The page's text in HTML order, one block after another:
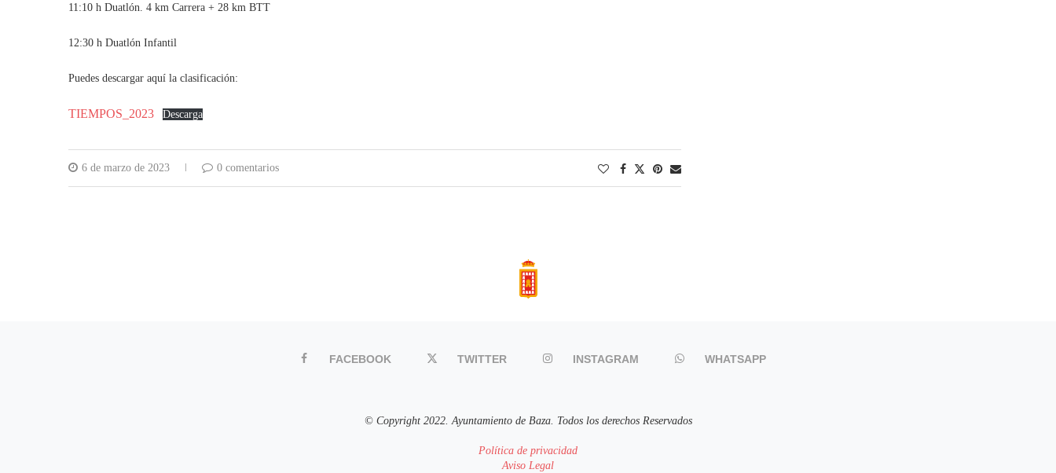
11:10 h Duatlón. 4 km Carrera + 28 km BTT
12:30 h Duatlón Infantil
Puedes descargar aquí la clasificación:
TIEMPOS_2023 Descarga
6 de marzo de 2023 0 comentarios
FACEBOOK TWITTER INSTAGRAM WHATSAPP
© Copyright 2022. Ayuntamiento de Baza. Todos los derechos Reservados
Política de privacidad
Aviso Legal